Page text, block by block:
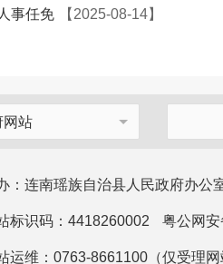
事任免 【2025-08-14】
网站
：连南瑶族自治县人民政府办公
标识码：4418260002 粤公网
运维：0763-8661100（仅受理网